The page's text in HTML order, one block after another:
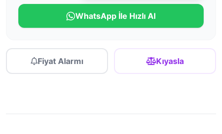
WhatsApp İle Hızlı Al
Fiyat Alarmı Kıyasla